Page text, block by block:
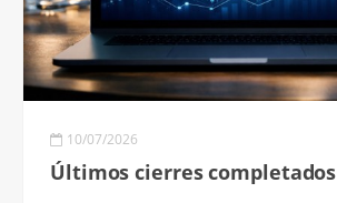
10/07/2026
Últimos cierres completados